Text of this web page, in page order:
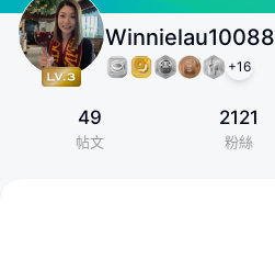
Winnielau10088
+16
49
帖文
2121
粉絲